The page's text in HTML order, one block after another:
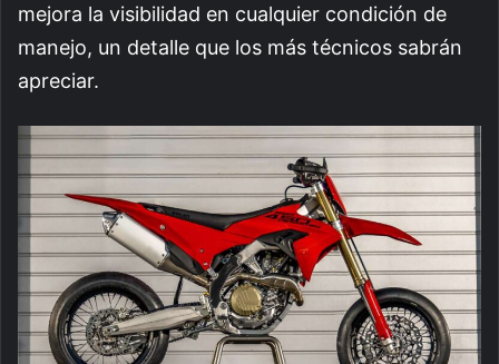
mejora la visibilidad en cualquier condición de
manejo, un detalle que los más técnicos sabrán
apreciar.